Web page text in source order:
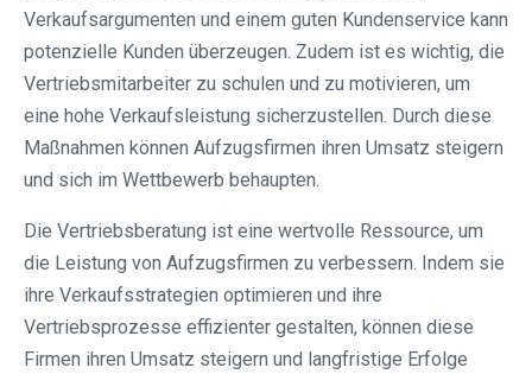
Verkaufsargumenten und einem guten Kundenservice kann
potenzielle Kunden überzeugen. Zudem ist es wichtig, die
Vertriebsmitarbeiter zu schulen und zu motivieren, um
eine hohe Verkaufsleistung sicherzustellen. Durch diese
Maßnahmen können Aufzugsfirmen ihren Umsatz steigern
und sich im Wettbewerb behaupten.
Die Vertriebsberatung ist eine wertvolle Ressource, um
die Leistung von Aufzugsfirmen zu verbessern. Indem sie
ihre Verkaufsstrategien optimieren und ihre
Vertriebsprozesse effizienter gestalten, können diese
Firmen ihren Umsatz steigern und langfristige Erfolge